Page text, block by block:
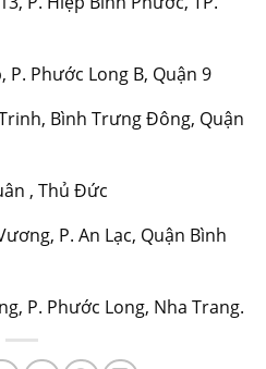
Phước Long B, Quận 9
Bình Trưng Đông, Quận
, Thủ Đức
P. An Lạc, Quận Bình
P. Phước Long, Nha Trang.